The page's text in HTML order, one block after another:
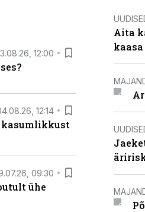
12:00
12:14
kasumlikkust
09:30
ühe
Aita